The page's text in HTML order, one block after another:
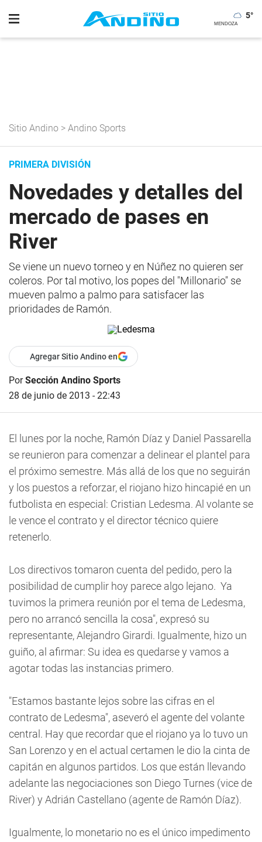
5°
Sitio Andino > Andino Sports
PRIMERA DIVISIÓN
Novedades y detalles del
mercado de pases en
River
Se viene un nuevo torneo y en Núñez no quieren ser
coleros. Por tal motivo, los popes del "Millonario" se
mueven palmo a palmo para satisfacer las
prioridades de Ramón.
Agregar Sitio Andino en
PorSección Andino Sports
28 de junio de 2013 - 22:43
El lunes por la noche, Ramón Díaz y Daniel Passarella
se reunieron para comenzar a delinear el plantel para
el próximo semestre. Más allá de los que no seguirán
y los puestos a reforzar, el riojano hizo hincapié en un
futbolista en especial: Cristian Ledesma. Al volante se
le vence el contrato y el director técnico quiere
retenerlo.
Los directivos tomaron cuenta del pedido, pero la
posibilidad de cumplir hoy parece algo lejano. Ya
tuvimos la primera reunión por el tema de Ledesma,
pero no arrancó sencilla la cosa", expresó su
representante, Alejandro Girardi. Igualmente, hizo un
guiño, al afirmar: Su idea es quedarse y vamos a
agotar todas las instancias primero.
"Estamos bastante lejos sobre las cifras en el
contrato de Ledesma", aseveró el agente del volante
central. Hay que recordar que el riojano ya lo tuvo un
San Lorenzo y en el actual certamen le dio la cinta de
capitán en algunos partidos. Los que están llevando
adelante las negociaciones son Diego Turnes (vice de
River) y Adrián Castellano (agente de Ramón Díaz).
Igualmente, lo monetario no es el único impedimento